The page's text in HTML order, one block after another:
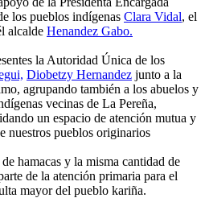
los pueblos indígenas Clara Vidal, el
alcalde Henandez Gabo.
la Autoridad Única de los
Diobetzy Hernandez junto a la
agrupando también a los abuelos y
vecinas de La Pereña,
un espacio de atención mutua y
nuestros pueblos originarios
hamacas y la misma cantidad de
de la atención primaria para el
mayor del pueblo kariña.